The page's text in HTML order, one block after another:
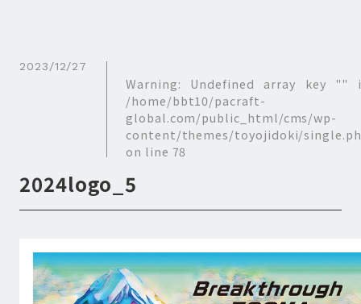
2023/12/27
Warning: Undefined array key ""
/home/bbt10/pacraft-
global.com/public_html/cms/wp-
content/themes/toyojidoki/
on line 78
2024logo_5